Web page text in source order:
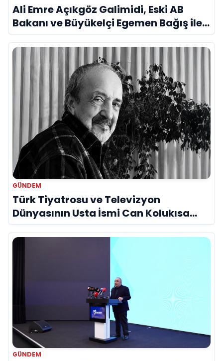
Ali Emre Açıkgöz Galimidi, Eski AB
Bakanı ve Büyükelçi Egemen Bağış ile
Bir Araya Geldi
GÜNDEM
Türk Tiyatrosu ve Televizyon
Dünyasının Usta İsmi Can Kolukısa
Hayatını Kaybetti
GÜNDEM